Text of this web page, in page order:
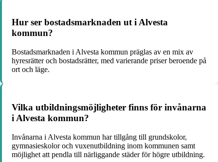
Hur ser bostadsmarknaden ut i Alvesta
kommun?
Bostadsmarknaden i Alvesta kommun präglas av en mix av
hyresrätter och bostadsrätter, med varierande priser beroende på
ort och läge.
Vilka utbildningsmöjligheter finns för invånarna
i Alvesta kommun?
Invånarna i Alvesta kommun har tillgång till grundskolor,
gymnasieskolor och vuxenutbildning inom kommunen samt
möjlighet att pendla till närliggande städer för högre utbildning.